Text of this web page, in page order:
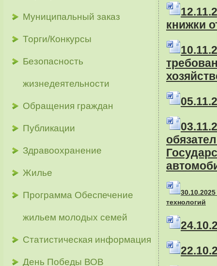
Муниципальный заказ
Торги/Конкурсы
Безопасность
жизнедеятельности
Обращения граждан
Публикации
Здравоохранение
Жилье
Программа Обеспечение
жильем молодых семей
Статистическая информация
День Победы ВОВ
книжки
05
03
30
технологий
24
22